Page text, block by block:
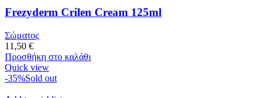
Frezyderm Crilen Cream 125ml
Σώματος
11,50 €
Προσθήκη στο καλάθι
Quick view
-35%Sold out